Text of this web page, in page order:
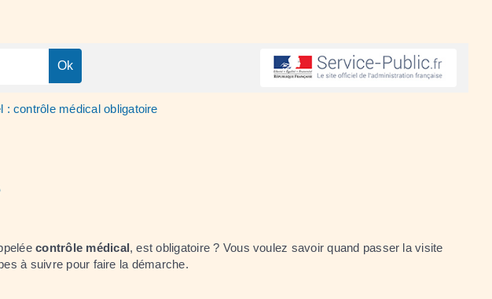
: contrôle médical obligatoire
contrôle médical, est obligatoire ? Vous voulez savoir quand passer la visite
à suivre pour faire la démarche.